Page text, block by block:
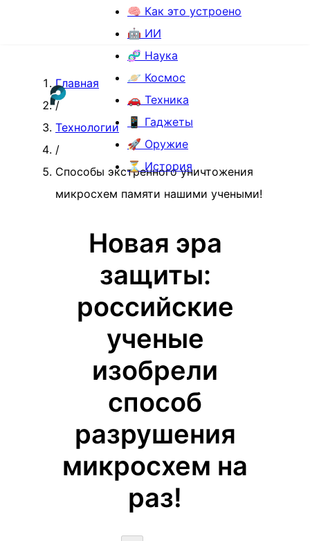
🧠 Как это устроено
🤖 ИИ
🧬 Наука
🪐 Космос
🚗 Техника
📱 Гаджеты
🚀 Оружие
⏳ История
Главная
/
Технологии
/
Способы экстренного уничтожения
микросхем памяти нашими учеными!
Новая эра
защиты:
российские
ученые
изобрели
способ
разрушения
микросхем на
раз!